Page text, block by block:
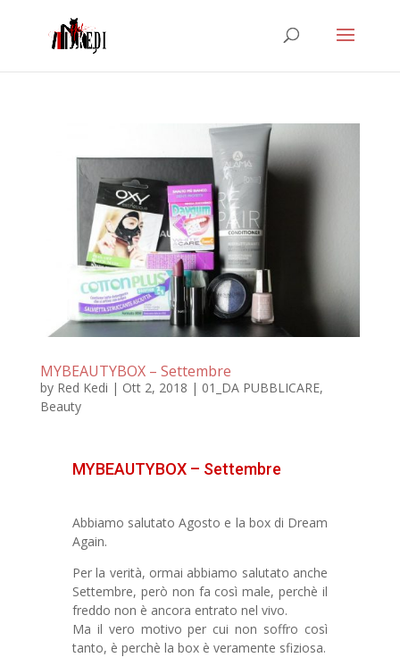
MYBEAUTYBOX – Settembre
by Red Kedi | Ott 2, 2018 | 01_DA PUBBLICARE,
Beauty
MYBEAUTYBOX – Settembre
Abbiamo salutato Agosto e la box di Dream
Again.
Per la verità, ormai abbiamo salutato anche
Settembre, però non fa così male, perchè il
freddo non è ancora entrato nel vivo.
Ma il vero motivo per cui non soffro così
tanto, è perchè la box è veramente sfiziosa.